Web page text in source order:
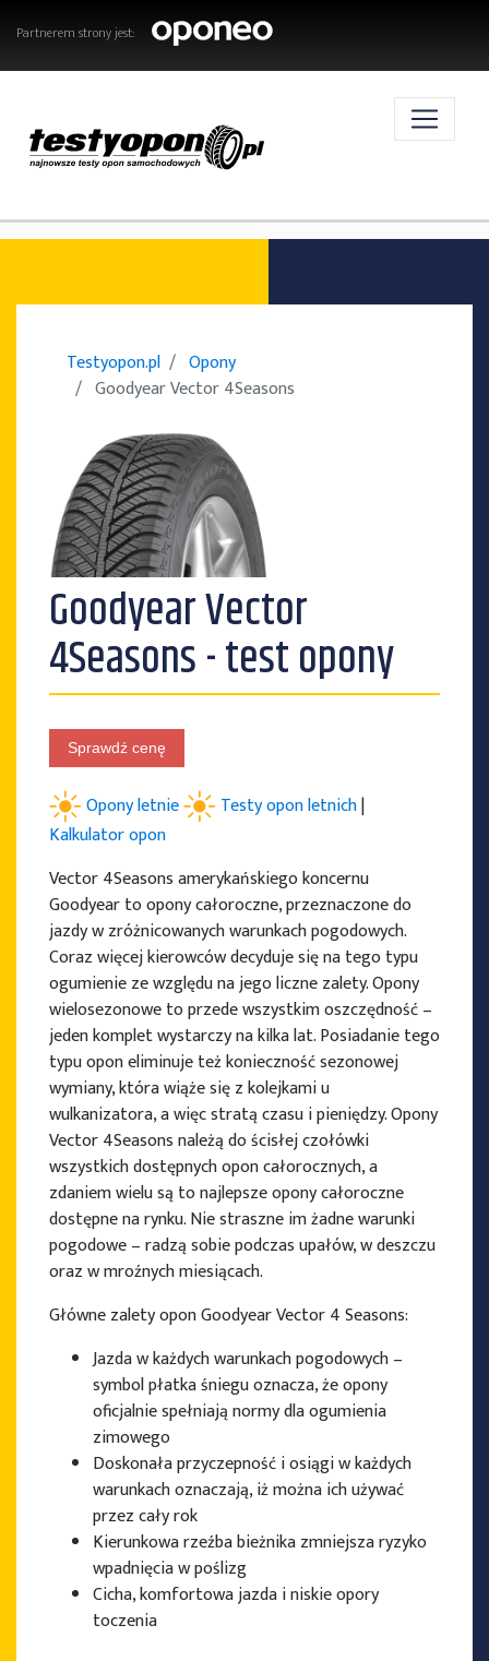
Partnerem strony jest:
AKTUALNOŚCI
OPONY
TESTY OPON
PRODUCENCI OPON
Testyopon.pl
Opony
Goodyear Vector 4Seasons
Goodyear Vector
4Seasons - test opony
Sprawdź cenę
Opony letnie Testy opon letnich|
Kalkulator opon
Vector 4Seasons amerykańskiego koncernu
Goodyear to opony całoroczne, przeznaczone do
jazdy w zróżnicowanych warunkach pogodowych.
Coraz więcej kierowców decyduje się na tego typu
ogumienie ze względu na jego liczne zalety. Opony
wielosezonowe to przede wszystkim oszczędność –
jeden komplet wystarczy na kilka lat. Posiadanie tego
typu opon eliminuje też konieczność sezonowej
wymiany, która wiąże się z kolejkami u
wulkanizatora, a więc stratą czasu i pieniędzy. Opony
Vector 4Seasons należą do ścisłej czołówki
wszystkich dostępnych opon całorocznych, a
zdaniem wielu są to najlepsze opony całoroczne
dostępne na rynku. Nie straszne im żadne warunki
pogodowe – radzą sobie podczas upałów, w deszczu
oraz w mroźnych miesiącach.
Główne zalety opon Goodyear Vector 4 Seasons:
Jazda w każdych warunkach pogodowych –
symbol płatka śniegu oznacza, że opony
oficjalnie spełniają normy dla ogumienia
zimowego
Doskonała przyczepność i osiągi w każdych
warunkach oznaczają, iż można ich używać
przez cały rok
Kierunkowa rzeźba bieżnika zmniejsza ryzyko
wpadnięcia w poślizg
Cicha, komfortowa jazda i niskie opory
toczenia